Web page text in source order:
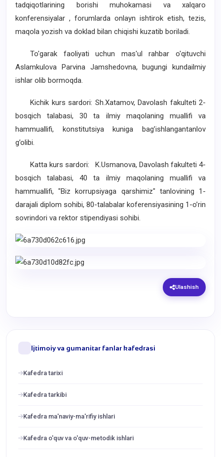
tadqiqotlarining borishi muhokamasi va xalqaro
konferensiyalar , forumlarda onlayn ishtirok etish, tezis,
maqola yozish va doklad bilan chiqishi kuzatib boriladi.
To'garak faoliyati uchun mas'ul rahbar o'qituvchi
Aslamkulova Parvina Jamshedovna, bugungi kundailmiy
ishlar olib bormoqda.
Kichik kurs sardori: Sh.Xatamov, Davolash fakulteti 2-
bosqich talabasi, 30 ta ilmiy maqolaning muallifi va
hammuallifi, konstitutsiya kuniga bag’ishlangantanlov
g’olibi.
Katta kurs sardori: K.Usmanova, Davolash fakulteti 4-
bosqich talabasi, 40 ta ilmiy maqolaning muallifi va
hammuallifi, "Biz korrupsiyaga qarshimiz" tanlovining 1-
darajali diplom sohibi, 80-talabalar koferensiyasining 1-o’rin
sovrindori va rektor stipendiyasi sohibi.
Ulashish
Ijtimoiy va gumanitar fanlar kafedrasi
Kafedra tarixi
Kafedra tarkibi
Kafedra ma'naviy-ma'rifiy ishlari
Kafedra o'quv va o'quv-metodik ishlari